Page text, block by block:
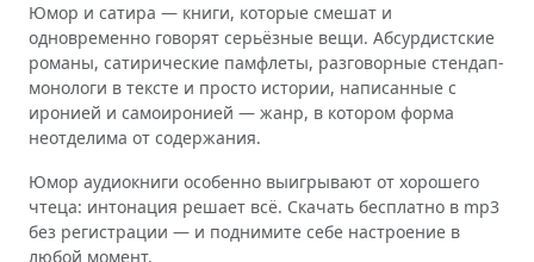
Юмор и сатира — книги, которые смешат и
одновременно говорят серьёзные вещи. Абсурдистские
романы, сатирические памфлеты, разговорные стендап-
монологи в тексте и просто истории, написанные с
иронией и самоиронией — жанр, в котором форма
неотделима от содержания.
Юмор аудиокниги особенно выигрывают от хорошего
чтеца: интонация решает всё. Скачать бесплатно в mp3
без регистрации — и поднимите себе настроение в
любой момент.